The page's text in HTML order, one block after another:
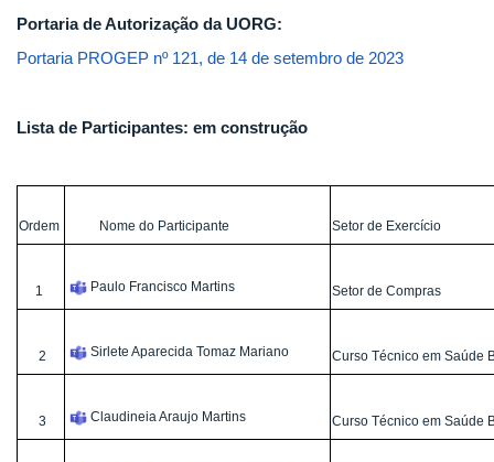
Portaria de Autorização da UORG:
Portaria PROGEP nº 121, de 14 de setembro de 2023
Lista de Participantes: em construção
Ordem Nome do Participante Setor de Exercício
1 Paulo Francisco Martins Setor de Compras
2 Sirlete Aparecida Tomaz Mariano Curso Técnico em Saúde
3 Claudineia Araujo Martins Curso Técnico em Saúde